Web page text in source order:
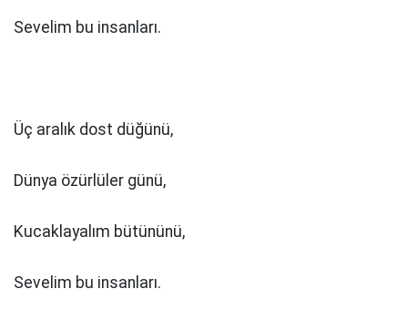
Sevelim bu insanları.
Üç aralık dost düğünü,
Dünya özürlüler günü,
Kucaklayalım bütününü,
Sevelim bu insanları.